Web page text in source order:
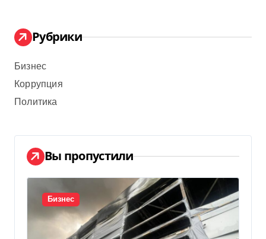
Рубрики
Бизнес
Коррупция
Политика
Вы пропустили
Бизнес